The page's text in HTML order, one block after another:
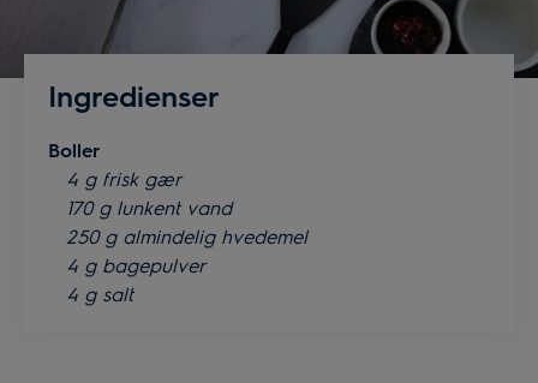
Ingredienser
Boller
4 g frisk gær
170 g lunkent vand
250 g almindelig hvedemel
4 g bagepulver
4 g salt